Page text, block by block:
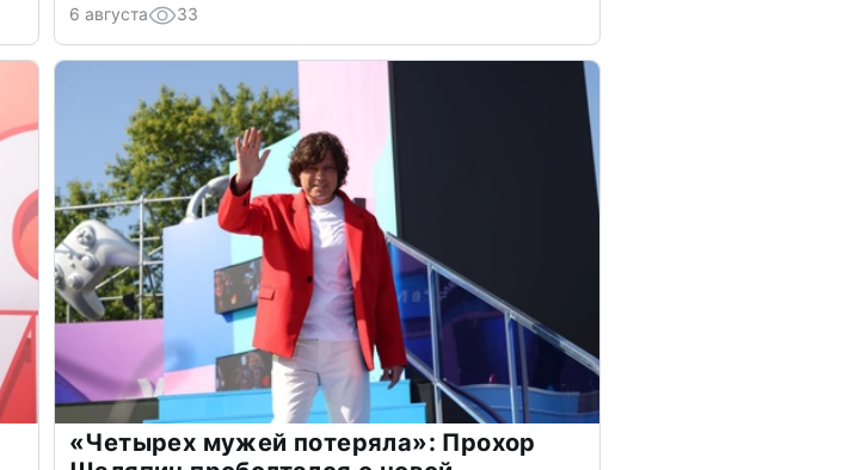
6 августа 33
«Четырех мужей потеряла»: Прохор